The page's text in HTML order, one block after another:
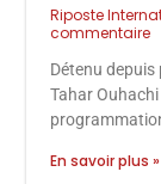
Riposte
commentaire
Détenu depuis
Tahar
En savoir plus »